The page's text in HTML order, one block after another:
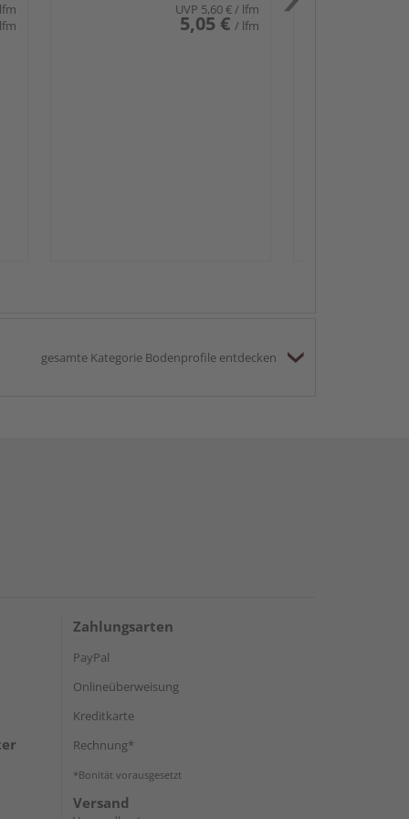
UVP 5,60 €/ lfm
5,05 € / lfm
gesamte Kategorie Bodenprofile entdecken
Zahlungsarten
PayPal
Onlineüberweisung
Kreditkarte
Rechnung*
*Bonität vorausgesetzt
Versand